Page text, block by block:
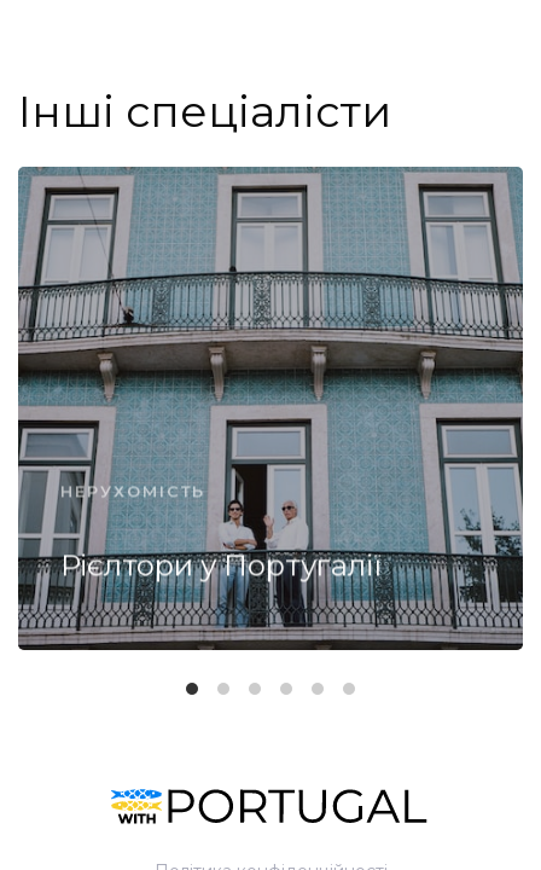
Інші спеціалісти
НЕРУХОМІСТЬ
Рієлтори у Португалії